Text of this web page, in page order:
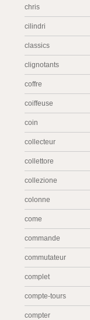
chris
cilindri
classics
clignotants
coffre
coiffeuse
coin
collecteur
collettore
collezione
colonne
come
commande
commutateur
complet
compte-tours
compter